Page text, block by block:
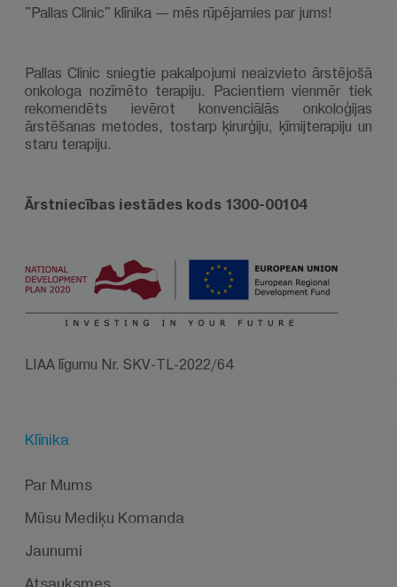
"Pallas Clinic" klīnika — mēs rūpējamies par jums!
Pallas Clinic sniegtie pakalpojumi neaizvieto ārstējošā
onkologa nozīmēto terapiju. Pacientiem vienmēr tiek
rekomendēts ievērot konvenciālās onkoloģijas
ārstēšanas metodes, tostarp ķirurģiju, ķīmijterapiju un
staru terapiju.
Ārstniecības iestādes kods 1300-00104
LIAA līgumu Nr. SKV-TL-2022/64
Klīnika
Par Mums
Mūsu Mediķu Komanda
Jaunumi